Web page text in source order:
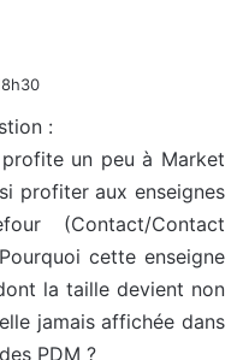
:
un peu à Market
profiter aux enseignes
(Contact/Contact
cette enseigne
la taille devient non
jamais affichée dans
PDM ?